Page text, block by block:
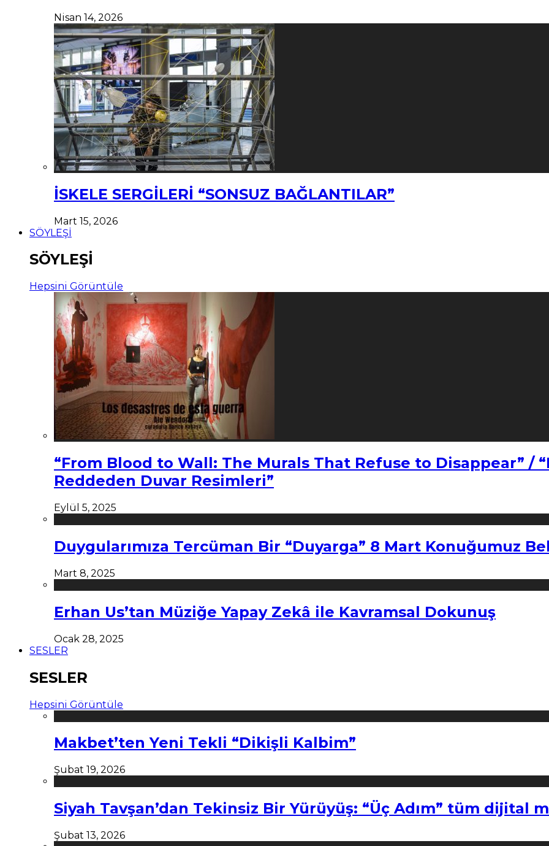
Nisan 14, 2026
İSKELE SERGİLERİ “SONSUZ BAĞLANTILAR”
Mart 15, 2026
SÖYLEŞİ
SÖYLEŞİ
Hepsini Görüntüle
“From Blood to Wall: The Murals That Refuse to Disappear” /
Reddeden Duvar Resimleri”
Eylül 5, 2025
Duygularımıza Tercüman Bir “Duyarga” 8 Mart Konuğumuz
Mart 8, 2025
Erhan Us’tan Müziğe Yapay Zekâ ile Kavramsal Dokunuş
Ocak 28, 2025
SESLER
SESLER
Hepsini Görüntüle
Makbet’ten Yeni Tekli “Dikişli Kalbim”
Şubat 19, 2026
Siyah Tavşan’dan Tekinsiz Bir Yürüyüş: “Üç Adım” tüm dijital
Şubat 13, 2026